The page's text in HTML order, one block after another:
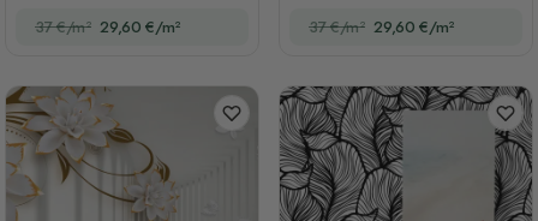
37 €/m² 29,60 €/m² 37 €/m² 29,60 €/m²